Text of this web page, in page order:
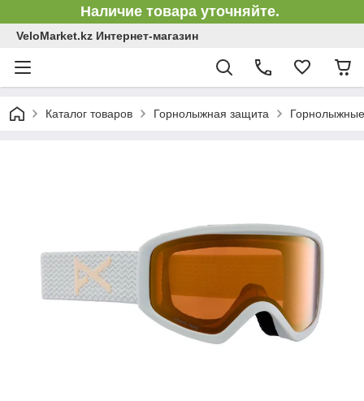
Наличие товара уточняйте.
VeloMarket.kz Интернет-магазин
Каталог товаров Горнолыжная защита